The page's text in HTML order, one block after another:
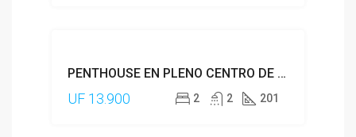
PENTHOUSE EN PLENO CENTRO DE VITACURA
UF 13.900 2 2 201